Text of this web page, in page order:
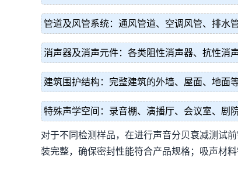
管道及风管系统：通风管道、空调风管、排水
消声器及消声元件：各类阻性消声器、抗性消
建筑围护结构：完整建筑的外墙、屋面、地面
特殊声学空间：录音棚、演播厅、会议室、剧
对于不同检测样品，在进行声音分贝衰减测试
装完整，确保密封性能符合产品规格；吸声材